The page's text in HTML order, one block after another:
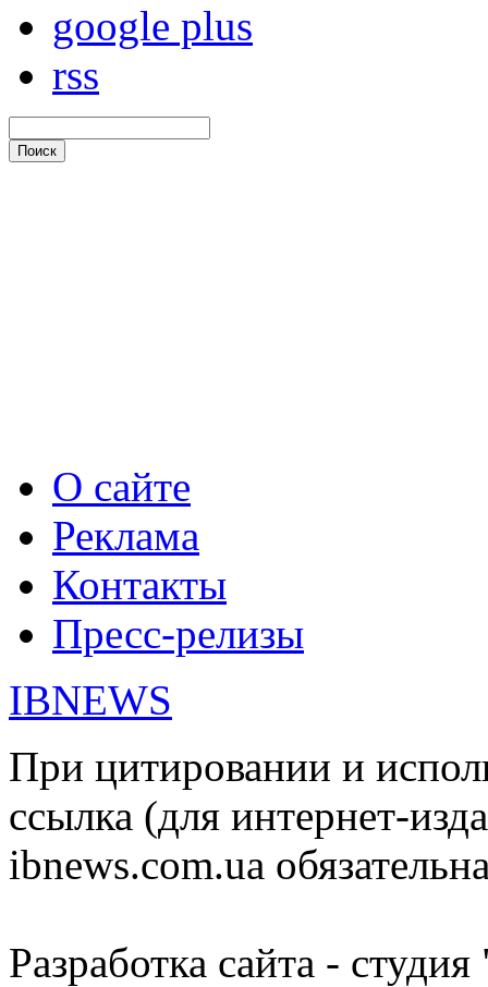
google plus
rss
О сайте
Реклама
Контакты
Пресс-релизы
IBNEWS
При цитировании и
ссылка (для интернет-
ibnews.com.ua
Разработка сайта -